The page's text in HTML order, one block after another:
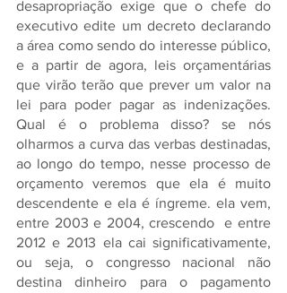
desapropriação exige que o chefe do
executivo edite um decreto declarando
a área como sendo do interesse público,
e a partir de agora, leis orçamentárias
que virão terão que prever um valor na
lei para poder pagar as indenizações.
Qual é o problema disso? se nós
olharmos a curva das verbas destinadas,
ao longo do tempo, nesse processo de
orçamento veremos que ela é muito
descendente e ela é íngreme. ela vem,
entre 2003 e 2004, crescendo  e entre
2012 e 2013 ela cai significativamente,
ou seja, o congresso nacional não
destina dinheiro para o pagamento